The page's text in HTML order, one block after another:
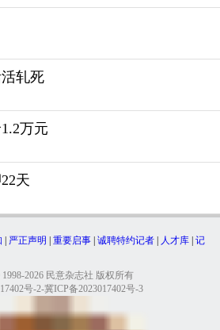
轧死
万元
天
严正声明 |重要启事 |诚聘特约记者 人才库 |记
2026 民意杂志社 版权所有
号-2-冀ICP备2023017402号-3